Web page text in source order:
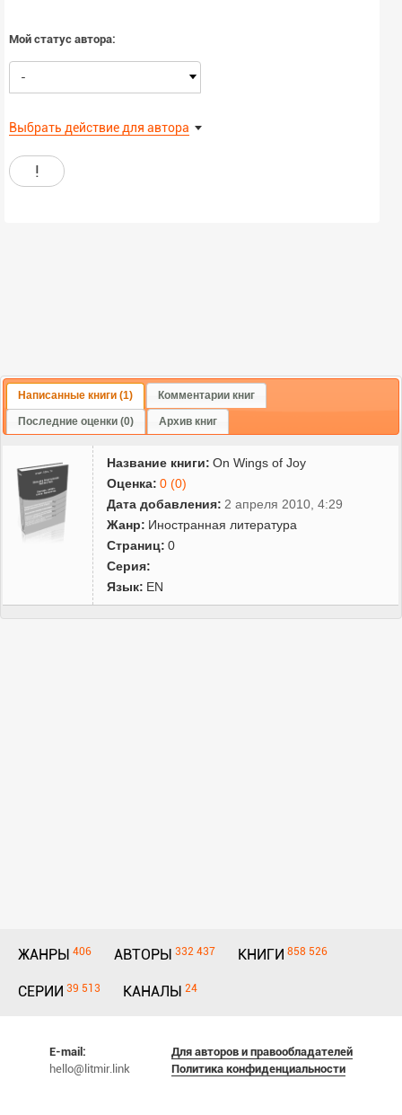
Мой статус автора:
-
Выбрать действие для автора
!
Написанные книги (1) Комментарии книг
Последние оценки (0) Архив книг
Название книги: On Wings of Joy
Оценка: 0 (0)
Дата добавления: 2 апреля 2010, 4:29
Жанр: Иностранная литература
Страниц: 0
Серия:
Язык: EN
ЖАНРЫ 406 АВТОРЫ 332 437 КНИГИ 858 526
СЕРИИ 39 513 КАНАЛЫ 24
E-mail:
hello@litmir.link
Для авторов и правообладателей
Политика конфиденциальности